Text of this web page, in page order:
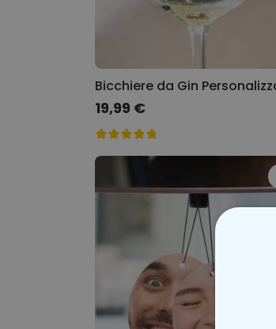
19,99 €